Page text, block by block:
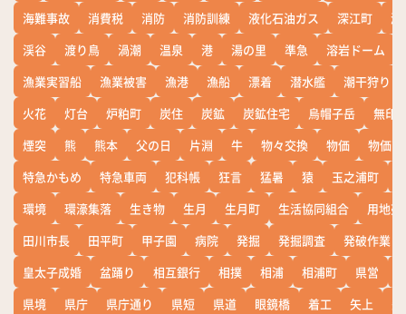
海難事故
消費税 消防 消防訓練 液化石油ガス 深江町
淵
渓谷
渡り鳥 渦潮 温泉 港 湯の里 準急 溶岩ドーム
漁業実習船
漁業被害 漁港 漁船 漂着 潜水艦
潮干狩り
火花
灯台 炉粕町 炭住 炭鉱 炭鉱住宅 烏帽子岳
無印
煙突
熊 熊本 父の日 片淵 牛 物々交換 物価
物価高
特急かもめ
特急車両 犯科帳 狂言 猛暑 猿 玉之浦町
環境
環濠集落 生き物 生月 生月町 生活協同組合
用地売
田川市長
田平町 甲子園 病院 発掘 発掘調査
発破作業
皇太子成婚
盆踊り 相互銀行 相撲 相浦 相浦町 県営
県境
県庁 県庁通り 県短 県道 眼鏡橋 着工 矢上